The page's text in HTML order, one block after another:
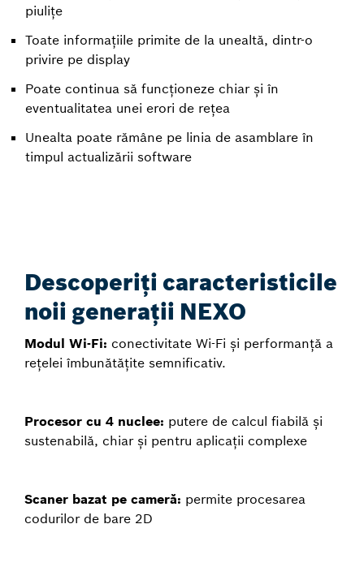
piulițe
Toate informațiile primite de la unealtă, dintr-o
privire pe display
Poate continua să funcționeze chiar și în
eventualitatea unei erori de rețea
Unealta poate rămâne pe linia de asamblare în
timpul actualizării software
Descoperiți caracteristicile
noii generații NEXO
Modul Wi-Fi: conectivitate Wi-Fi și performanță a
rețelei îmbunătățite semnificativ.
Procesor cu 4 nuclee: putere de calcul fiabilă și
sustenabilă, chiar și pentru aplicații complexe
Scaner bazat pe cameră: permite procesarea
codurilor de bare 2D